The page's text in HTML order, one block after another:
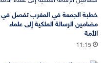
خطبة الجمعة في المغرب تفصل في
مضامين الرسالة الملكية إلى علماء
الأمة
11:15